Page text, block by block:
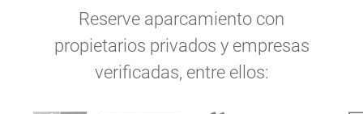
Reserve aparcamiento con
propietarios privados y empresas
verificadas, entre ellos: